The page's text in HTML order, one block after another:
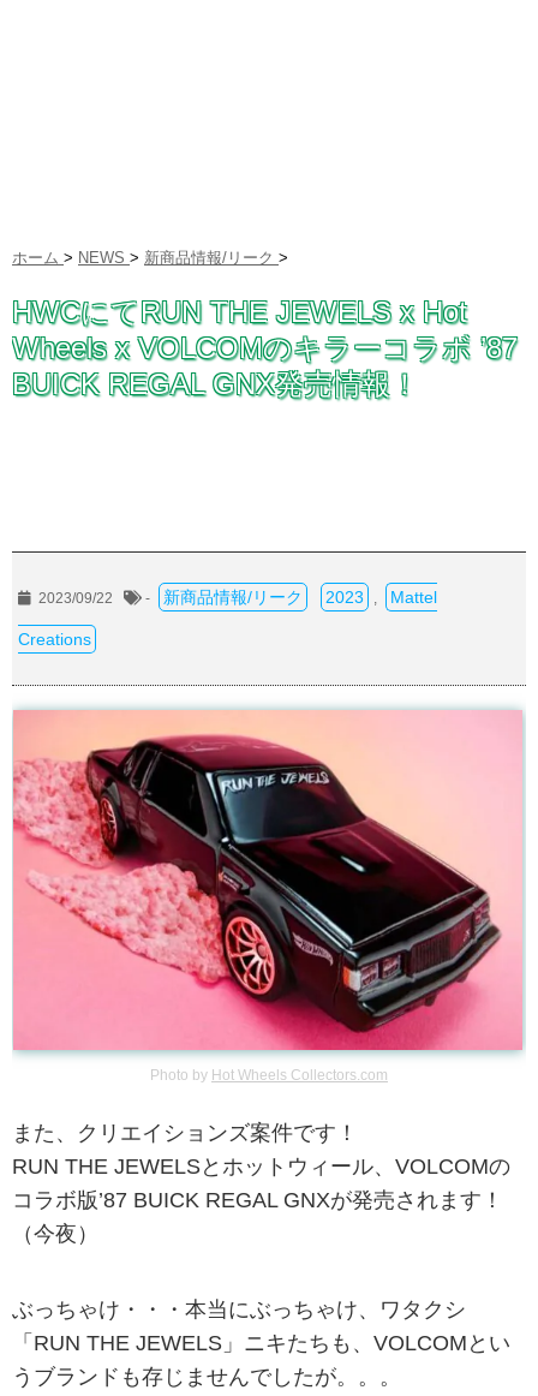
ホーム > NEWS > 新商品情報/リーク >
HWCにてRUN THE JEWELS x Hot
Wheels x VOLCOMのキラーコラボ ’87
BUICK REGAL GNX発売情報！
2023/09/22 - 新商品情報/リーク 2023 Mattel
Creations
Photo by Hot Wheels Collectors.com
また、クリエイションズ案件です！
RUN THE JEWELSとホットウィール、VOLCOMの
コラボ版’87 BUICK REGAL GNXが発売されます！
（今夜）
ぶっちゃけ・・・本当にぶっちゃけ、ワタクシ
「RUN THE JEWELS」ニキたちも、VOLCOMとい
うブランドも存じませんでしたが。。。